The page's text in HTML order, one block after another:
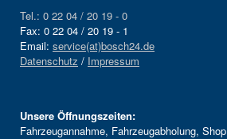
Tel.: 0 22 04 / 20 19 - 0
Fax: 0 22 04 / 20 19 - 1
Email: service(at)bosch24.de
Datenschutz / Impressum
Unsere Öffnungszeiten:
Fahrzeugannahme, Fahrzeugabholung, Shop